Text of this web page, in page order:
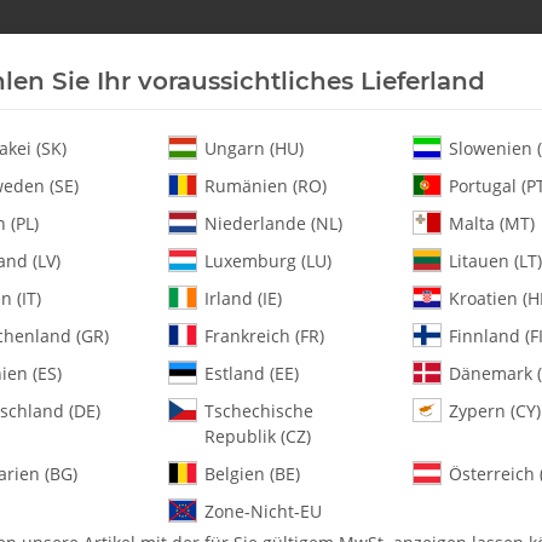
Neu an Lager Helikopter Turbine Heli-
Torque Tube -.30 Size
0867-6
Artikelnummer:MA0867-6
Kategorie:
0867-6 Replacement Torque
Sie Ihr voraussichtliches Lieferland
(SK) Ungarn (HU)
Slowenien
(SE)
Rumänien (RO)
Portugal
(PL)
Niederlande (NL)
Malta (MT)
(LV)
Luxemburg (LU)
Litauen (LT)
(IT)
Irland (IE)
Kroatien
(GR)
Frankreich (FR)
Finnland
(ES)
Estland (EE)
Dänemark
(DE)
Tschechische
Republik (CZ)
Zypern (CY)
(BG) Belgien (BE)
Österreich
Zone-Nicht-EU